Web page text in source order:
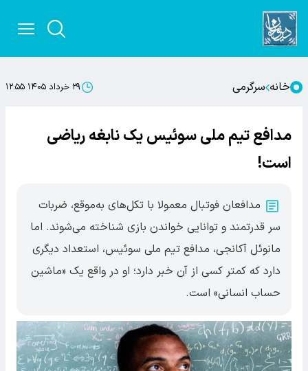
خانه سرگرمی ۲۹ خرداد ۱۴۰۵ ۱۲:۵۵
مدافع تیم ملی سوئیس یک نابغه ریاضی
است!
مدافعان فوتبال معمولا با تکل‌های به‌موقع، ضربات
سر قدرتمند و توانایی خواندن بازی شناخته می‌شوند. اما
مانوئل آکانجی، مدافع تیم ملی سوئیس، استعداد دیگری
دارد که کمتر کسی از آن خبر دارد؛ او در واقع یک «ماشین
حساب انسانی» است.